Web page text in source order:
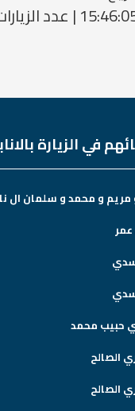
| عدد الزيارات: 6261
في الزيارة
و محمد و سلمان ال
حبيب محمد
الصالح
الصالح